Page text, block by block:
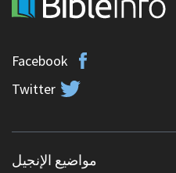
Facebook
Twitter
مواضيع الإنجيل